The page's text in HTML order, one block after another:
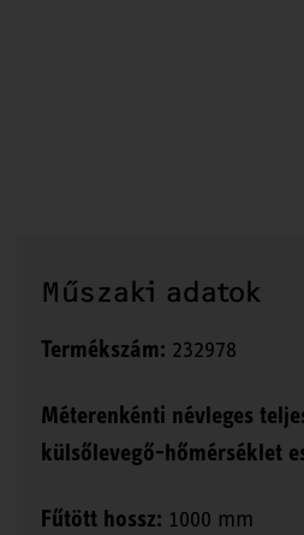
Műszaki adatok
Termékszám: 232978
Méterenkénti névleges
külsőlevegő-hőmérséklet
Fűtött hossz: 1000 mm